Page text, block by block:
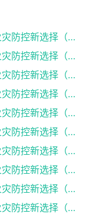
火眼智能图像报警，肇庆鞋厂火灾防控新选择（火眼可视图像早期火灾智能报警系统）
火眼智能图像报警，茂名鞋厂火灾防控新选择（火眼可视图像早期火灾智能报警系统）
火眼智能图像报警，湛江鞋厂火灾防控新选择（火眼可视图像早期火灾智能报警系统）
火眼智能图像报警，江门鞋厂火灾防控新选择（火眼可视图像早期火灾智能报警系统）
火眼智能图像报警，阳江鞋厂火灾防控新选择（火眼可视图像早期火灾智能报警系统）
火眼智能图像报警，中山鞋厂火灾防控新选择（火眼可视图像早期火灾智能报警系统）
火眼智能图像报警，东莞鞋厂火灾防控新选择（火眼可视图像早期火灾智能报警系统）
火眼智能图像报警，汕尾鞋厂火灾防控新选择（火眼可视图像早期火灾智能报警系统）
火眼智能图像报警，惠州鞋厂火灾防控新选择（火眼可视图像早期火灾智能报警系统）
火眼智能图像报警，梅州鞋厂火灾防控新选择（火眼可视图像早期火灾智能报警系统）